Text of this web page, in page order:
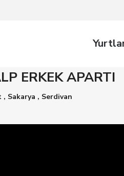
ERKEK APARTI
, Sakarya , Serdivan